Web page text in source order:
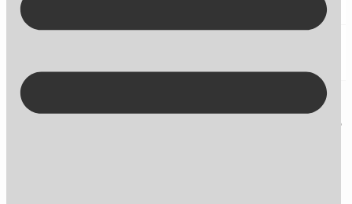
Kontakt på +45 70 13 63 23
10 spørgsmål du bør stille dig selv,
når du opsætter en PPC landing page